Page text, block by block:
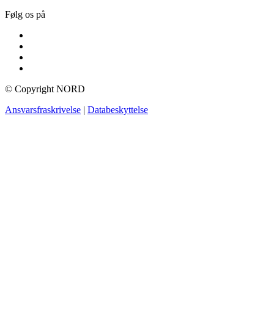
Følg os på
© Copyright NORD
Ansvarsfraskrivelse | Databeskyttelse